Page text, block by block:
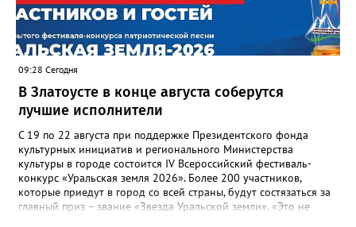
09:28 Сегодня
В Златоусте в конце августа соберутся
лучшие исполнители
С 19 по 22 августа при поддержке Президентского фонда
культурных инициатив и регионального Министерства
культуры в городе состоится IV Всероссийский фестиваль-
конкурс «Уральская земля 2026». Более 200 участников,
которые приедут в город со всей страны, будут состязаться за
главный приз – звание «Звезда Уральской земли». «Это не